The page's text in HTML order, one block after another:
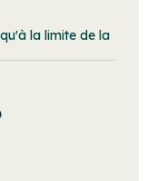
la limite de la